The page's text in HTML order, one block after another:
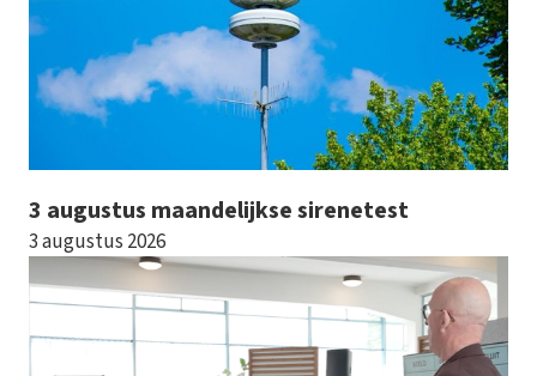
3 augustus maandelijkse sirenetest
3 augustus 2026